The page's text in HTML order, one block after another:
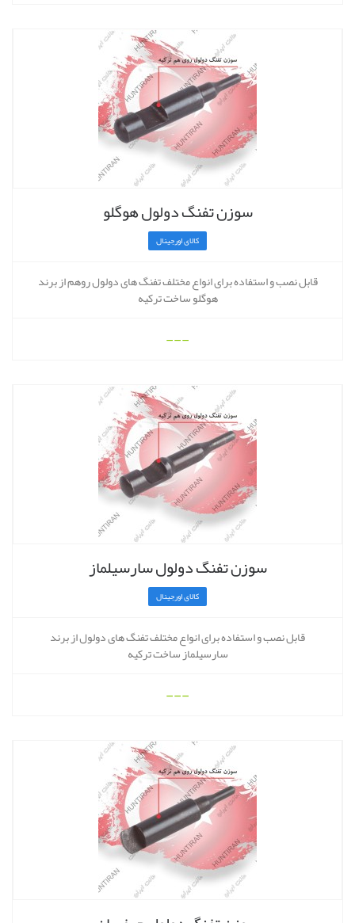
سوزن تفنگ دولول هوگلو
کالای اورجینال
قابل نصب و استفاده برای انواع مختلف تفنگ های دولول روهم از برند
هوگلو ساخت ترکیه
---
سوزن تفنگ دولول سارسیلماز
کالای اورجینال
قابل نصب و استفاده برای انواع مختلف تفنگ های دولول از برند
سارسیلماز ساخت ترکیه
---